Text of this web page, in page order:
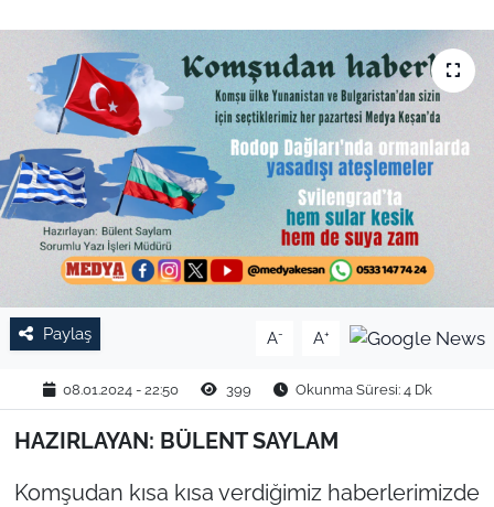
Paylaş A- A+
08.01.2024 - 22:50 399 Okunma Süresi: 4 Dk
HAZIRLAYAN: BÜLENT SAYLAM
Komşudan kısa kısa verdiğimiz haberlerimizde
EĞİTİM
TARIM VE HAYVANCILIK
KÜLTÜR SANAT
RESMİ İLAN
SPOR
YAŞAM
EDİRNE
TEKİRDAĞ